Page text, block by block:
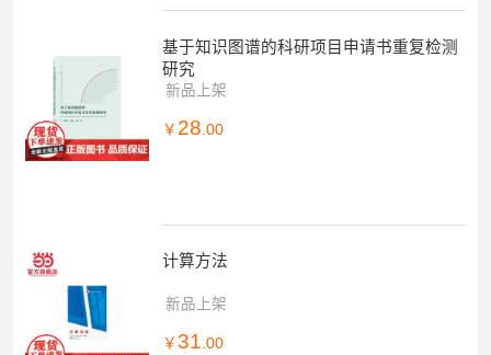
基于知识图谱的科研项目申请书重复检测
研究
新品上架
￥ 28 .00
计算方法
新品上架
￥ 31.00